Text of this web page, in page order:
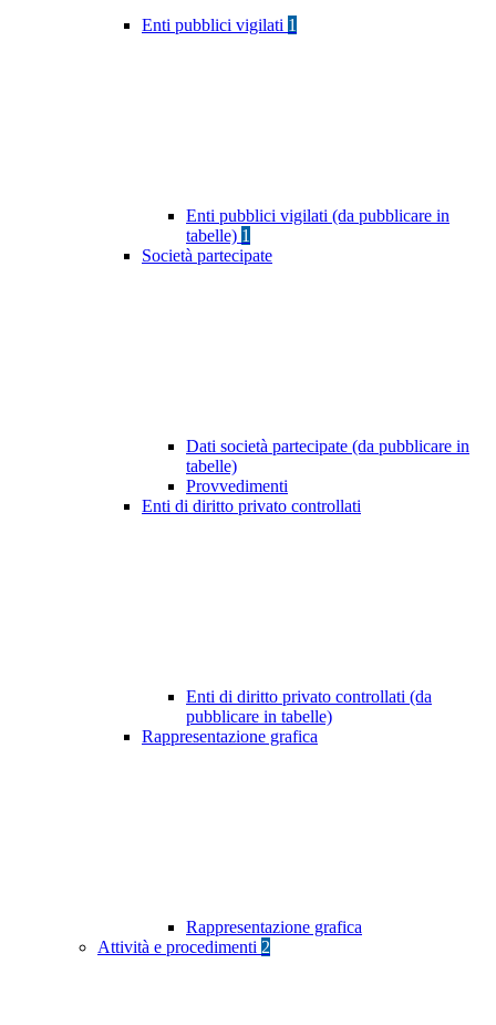
Enti pubblici vigilati 1
Enti pubblici vigilati (da pubblicare in
tabelle) 1
Società partecipate
Dati società partecipate (da pubblicare in
tabelle)
Provvedimenti
Enti di diritto privato controllati
Enti di diritto privato controllati (da
pubblicare in tabelle)
Rappresentazione grafica
Rappresentazione grafica
Attività e procedimenti 2